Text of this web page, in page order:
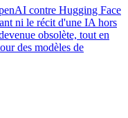
contre Hugging Face
ni le récit d'une IA hors
obsolète, tout en
des modèles de